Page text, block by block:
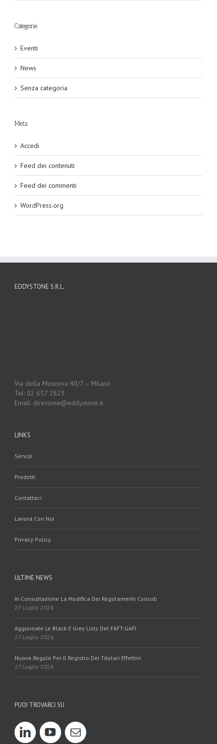
Categorie
Eventi
News
Senza categoria
Meta
Accedi
Feed dei contenuti
Feed dei commenti
WordPress.org
EDDYSTONE S.R.L.
Via della Moscova 40/7 – Milano
Tel: 02 657 2823
Email: direzione@eddystone.it
LINKS
Servizi
Prodotti
Contattaci
Lavora Con Noi
Privacy Policy
ULTIME NEWS
In Consultazione La Modifica Dei Regolamenti Consob
27 Luglio 2026
Aggiornate Le Black E Grey Lists Del FAFT-GAFI
27 Luglio 2026
Nuove Regole Per Il Registro Dei Titolari Effettivi
27 Luglio 2026
PUOI TROVARCI SU